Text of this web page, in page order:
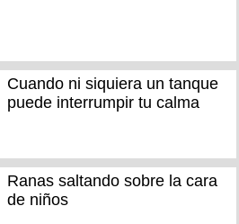
Cuando ni siquiera un tanque
puede interrumpir tu calma
Ranas saltando sobre la cara
de niños